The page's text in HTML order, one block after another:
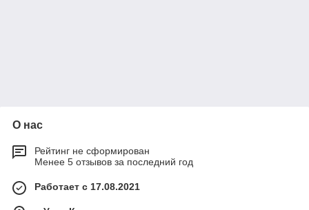
О нас
Рейтинг не сформирован
Менее 5 отзывов за последний год
Работает с 17.08.2021